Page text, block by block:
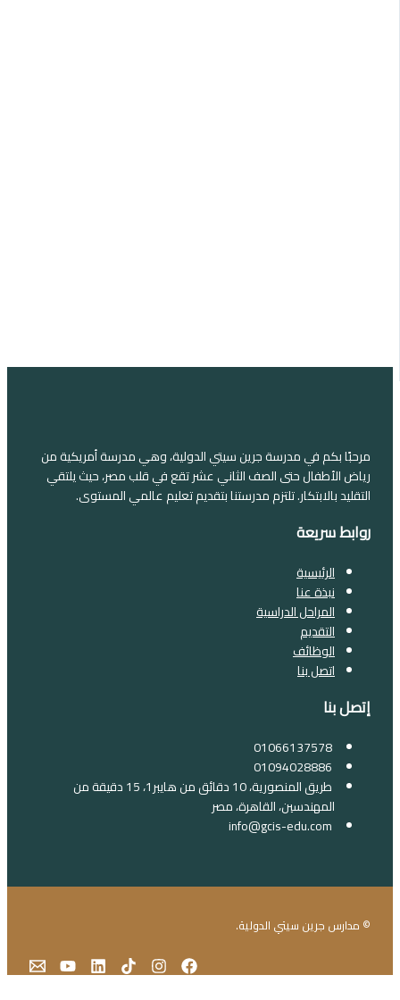
مرحبًا بكم في مدرسة جرين سيتي الدولية، وهي مدرسة أمريكية من
رياض الأطفال حتى الصف الثاني عشر تقع في قلب مصر، حيث يلتقي
التقليد بالابتكار. تلتزم مدرستنا بتقديم تعليم عالمي المستوى.
روابط سريعة
الرئيسية
نبذة عنا
المراحل الدراسية
التقديم
الوظائف
اتصل بنا
إتصل بنا
طريق المنصورية، 10 دقائق من هايبر1، 15 دقيقة من
المهندسين، القاهرة، مصر
© مدارس جرين سيتي الدولية.